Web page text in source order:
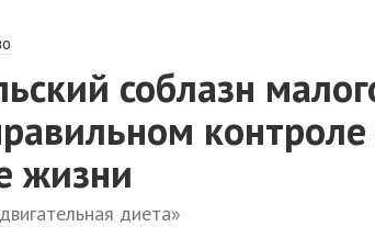
соблазн
контроле
жизни
диета»